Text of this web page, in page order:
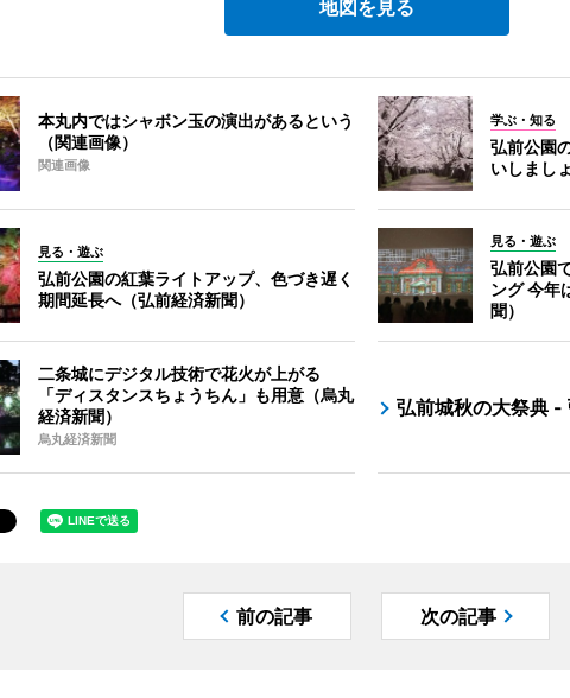
地図を見る
本丸内ではシャボン玉の演出があるという
（関連画像）
関連画像
学ぶ・知る
弘前公園
いしまし
見る・遊ぶ
弘前公園の紅葉ライトアップ、色づき遅く
期間延長へ（弘前経済新聞）
見る・遊ぶ
弘前公園
ング 今年
聞）
二条城にデジタル技術で花火が上がる
「ディスタンスちょうちん」も用意（烏丸
経済新聞）
烏丸経済新聞
弘前城秋の大祭典 -
前の記事 次の記事